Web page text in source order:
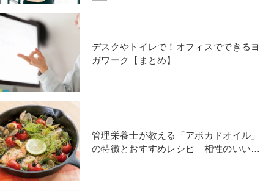
デスクやトイレで！オフィスでできるヨ
ガワーク【まとめ】
管理栄養士が教える「アボカドオイル」
の特徴とおすすめレシピ｜相性のいい食